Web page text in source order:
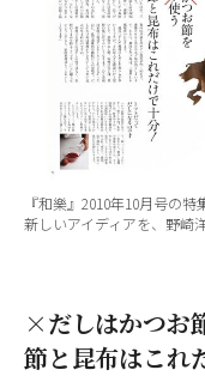
『和樂』2010年10月号の
新しいアイディアを、野崎
×だしはかつお
節と昆布はこれ